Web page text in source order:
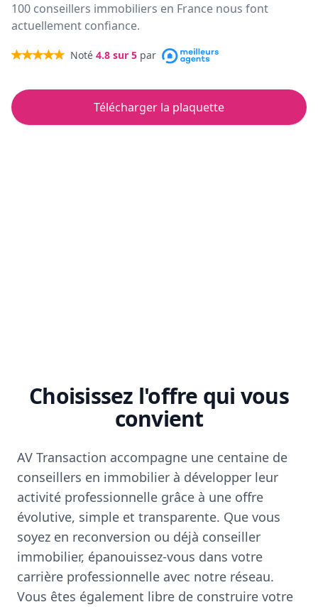
100 conseillers immobiliers en France nous font
actuellement confiance.
Noté 4.8 sur 5 par
Télécharger la plaquette
Choisissez l'offre qui vous
convient
AV Transaction accompagne une centaine de
conseillers en immobilier à développer leur
activité professionnelle grâce à une offre
évolutive, simple et transparente. Que vous
soyez en reconversion ou déjà conseiller
immobilier, épanouissez-vous dans votre
carrière professionnelle avec notre réseau.
Vous êtes également libre de construire votre